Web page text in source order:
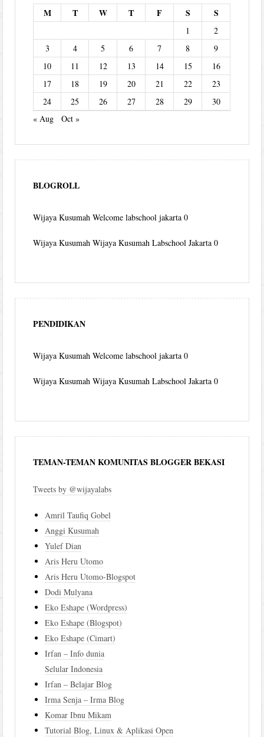
M T W T F S S
1
2
3
4 5 6 7 8
9
10
11 12 13 14 15
16
17
18 19 20 21 22
23
24
25 26 27 28 29
30
« Aug
Oct »
BLOGROLL
Wijaya Kusumah Welcome labschool jakarta 0
Wijaya Kusumah Wijaya Kusumah Labschool Jakarta 0
PENDIDIKAN
Wijaya Kusumah Welcome labschool jakarta 0
Wijaya Kusumah Wijaya Kusumah Labschool Jakarta 0
TEMAN-TEMAN KOMUNITAS BLOGGER BEKASI
Tweets by @wijayalabs
Amril Taufiq Gobel
Anggi Kusumah
Yulef Dian
Aris Heru Utomo
Aris Heru Utomo-Blogspot
Dodi Mulyana
Eko Eshape (Wordpress)
Eko Eshape (Blogspot)
Eko Eshape (Cimart)
Irfan – Info dunia
Selular Indonesia
Irfan – Belajar Blog
Irma Senja – Irma Blog
Komar Ibnu Mikam
Tutorial Blog, Linux & Aplikasi Open